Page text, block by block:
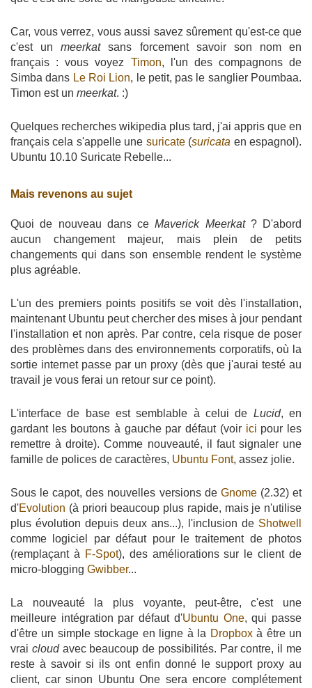
Car, vous verrez, vous aussi savez sûrement qu'est-ce que
c'est unmeerkatsans forcement savoir son nom en
français : vous voyez Timon, l'un des compagnons de
Simba dans Le Roi Lion, le petit, pas le sanglier Poumbaa.
Timon est un meerkat. :)
Quelques recherches wikipedia plus tard, j'ai appris que en
français cela s'appelle une suricate(suricata en espagnol).
Ubuntu 10.10 Suricate Rebelle...
Mais revenons au sujet
Quoi de nouveau dans ceMaverick Meerkat? D'abord
aucun changement majeur, mais plein de petits
changements qui dans son ensemble rendent le système
plus agréable.
L'un des premiers points positifs se voit dès l'installation,
maintenant Ubuntu peut chercher des mises à jour pendant
l'installation et non après. Par contre, cela risque de poser
des problèmes dans des environnements corporatifs, où la
sortie internet passe par un proxy (dès que j'aurai testé au
travail je vous ferai un retour sur ce point).
L'interface de base est semblable à celui de Lucid, en
gardant les boutons à gauche par défaut (voir ici pour les
remettre à droite). Comme nouveauté, il faut signaler une
famille de polices de caractères, Ubuntu Font, assez jolie.
Sous le capot, des nouvelles versions de Gnome(2.32) et
d'Evolution (à priori beaucoup plus rapide, mais je n'utilise
plus évolution depuis deux ans...), l'inclusion de Shotwell
comme logiciel par défaut pour le traitement de photos
(remplaçant à F-Spot), des améliorations sur le client de
micro-blogging Gwibber...
La nouveauté la plus voyante, peut-être, c'est une
meilleure intégration par défaut d'Ubuntu One, qui passe
d'être un simple stockage en ligne à la Dropboxà être un
vrai cloudavec beaucoup de possibilités. Par contre, il me
reste à savoir si ils ont enfin donné le support proxy au
client, car sinon Ubuntu One sera encore complétement